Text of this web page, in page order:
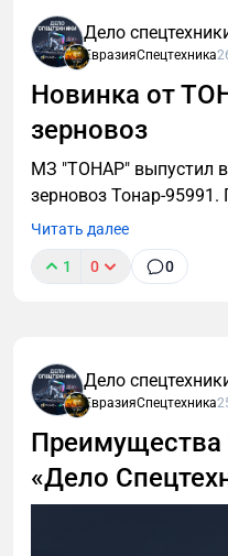
Дело
ЕвразияСпецтехника
Новинка от
зерновоз
МЗ "ТОНАР" выпустил
зерновоз Тонар-
Читать далее
1 0 0
Дело
ЕвразияСпецтехника
Преимущества
«Дело